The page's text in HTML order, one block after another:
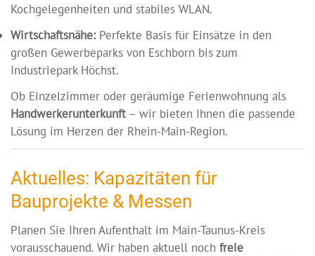
Kochgelegenheiten und stabiles WLAN.
Wirtschaftsnähe:Perfekte Basis für Einsätze in den
großen Gewerbeparks von Eschborn bis zum
Industriepark Höchst.
Ob Einzelzimmer oder geräumige Ferienwohnung als
Handwerkerunterkunft– wir bieten Ihnen die passende
Lösung im Herzen der Rhein-Main-Region.
Aktuelles: Kapazitäten für
Bauprojekte & Messen
Planen Sie Ihren Aufenthalt im Main-Taunus-Kreis
vorausschauend. Wir haben aktuell noch freie